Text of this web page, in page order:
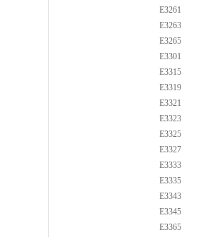
E3261
E3263
E3265
E3301
E3315
E3319
E3321
E3323
E3325
E3327
E3333
E3335
E3343
E3345
E3365